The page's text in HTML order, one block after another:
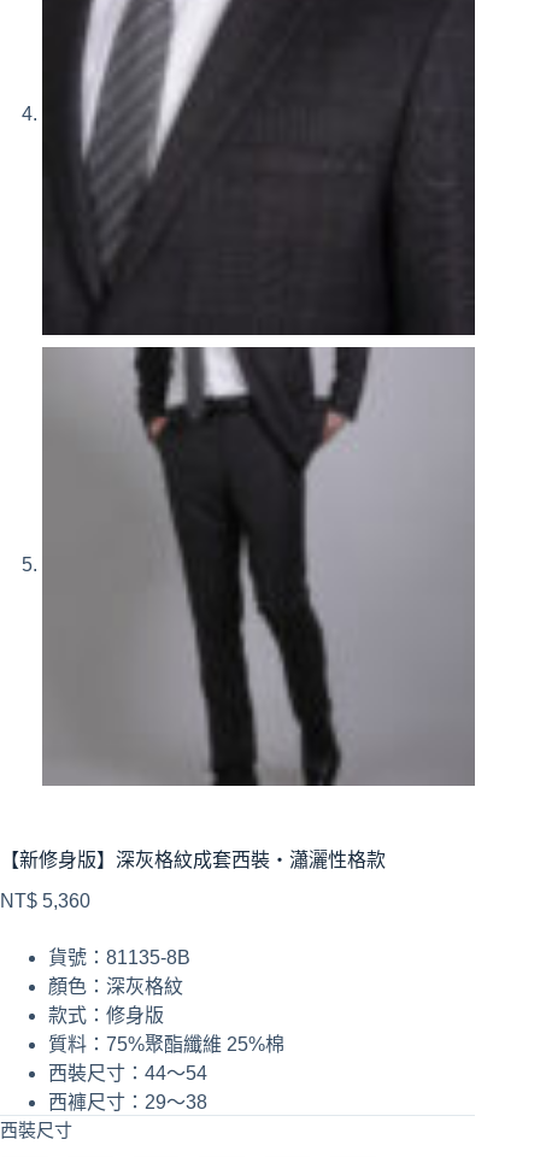
【新修身版】深灰格紋成套西裝・瀟灑性格款
NT$ 5,360
貨號：81135-8B
顏色：深灰格紋
款式：修身版
質料：75%聚酯纖維 25%棉
西裝尺寸：44～54
西褲尺寸：29～38
西裝尺寸